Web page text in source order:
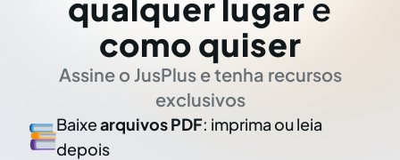
qualquer lugar e
como quiser
Assine o JusPlus e tenha recursos
exclusivos
Baixearquivos PDF: imprima ou leia
depois